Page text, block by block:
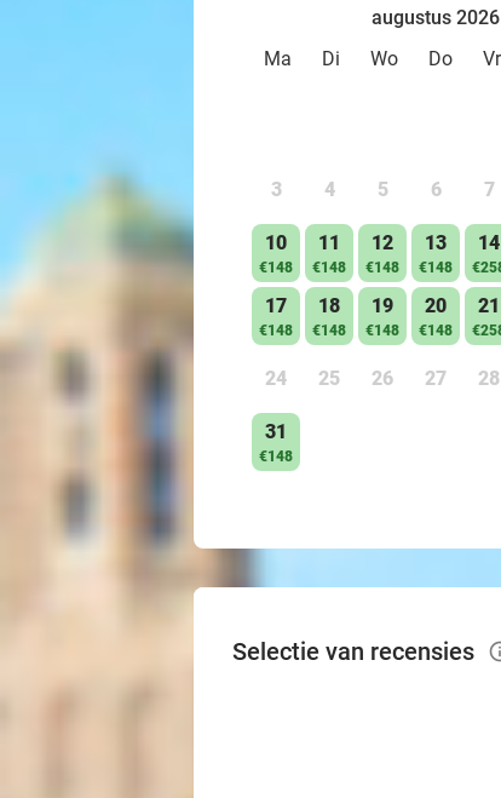
augustus 2026
Ma
Di Wo Do Vr
3 4 5 6 7
10
€148
11
€148
12
€148
13
€148
14
17
€148
18
€148
19
€148
20
€148
21
24 25 26 27 28
31
€148
Selectie van recensies